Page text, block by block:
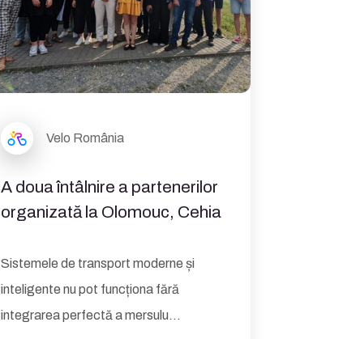
Velo România
A doua întâlnire a partenerilor
organizată la Olomouc, Cehia
Sistemele de transport moderne și
inteligente nu pot funcționa fără
integrarea perfectă a mersulu...